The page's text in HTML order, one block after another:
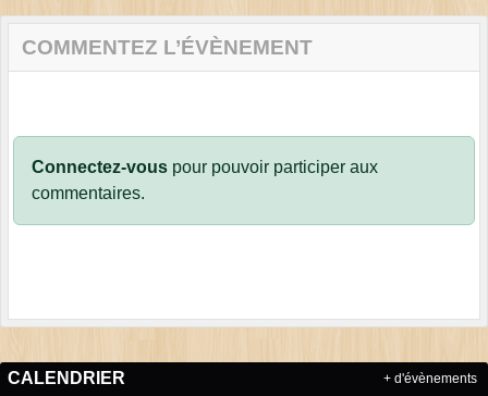
COMMENTEZ L’ÉVÈNEMENT
Connectez-vous pour pouvoir participer aux
commentaires.
CALENDRIER + d'évènements